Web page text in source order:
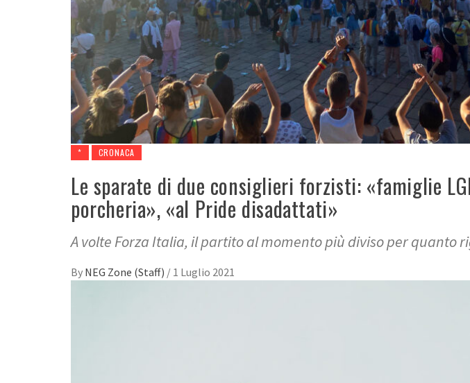
* CRONACA
Le sparate di due consiglieri forzisti: «famiglie
porcheria», «al Pride disadattati»
A volte Forza Italia, il partito al momento più diviso per quanto
By NEG Zone (Staff) / 1 Luglio 2021